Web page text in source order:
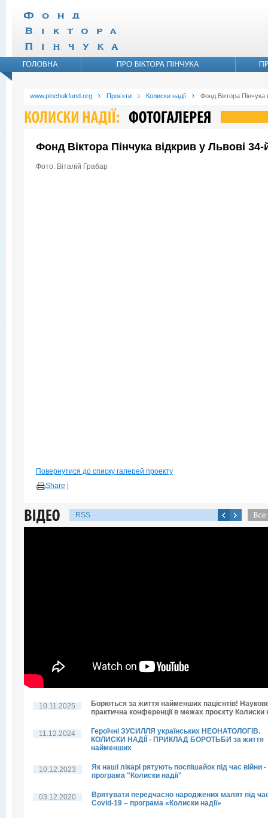
www.pinchukfund.org Проєкти Колиски надії Фонд Віктора
Фонд Віктора Пінчука відкрив у Львові
Фото: Віталій Грабар
Повернутися до списку галерей проекту
Share
RSS
10.11.2025
Борються за життя найменших пацієнтів!
практична конференції в межах проєкту Колиски
11.12.2024
Героїчні ЗУСИЛЛЯ українських НЕОНАТОЛОГІВ.
КОЛИСКИ НАДІЇ - ПРИКЛАД БОРОТЬБИ за життя
найменших
10.12.2023
Як наші лікарі рятують поспішайок під час війни -
програма "Колиски надії"
03.12.2020
Врятувати передчасно народжених малят під
Covid-19 – програма «Колиски надії»